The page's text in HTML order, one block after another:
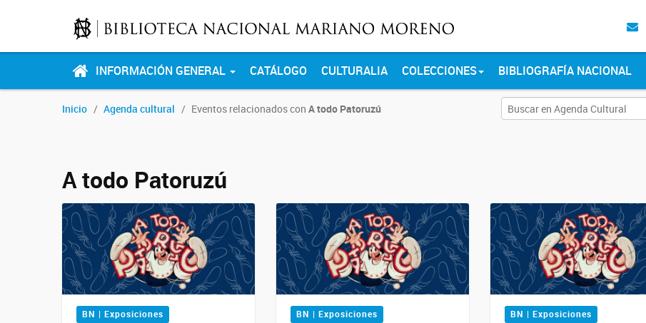
INFORMACIÓN GENERAL CATÁLOGO CULTURALIA COLECCIONES BIBLIOGRAFÍA NACIONAL
Inicio Agenda cultural Eventos relacionados con A todo Patoruzú
A todo Patoruzú
BN | Exposiciones BN | Exposiciones BN | Exposiciones